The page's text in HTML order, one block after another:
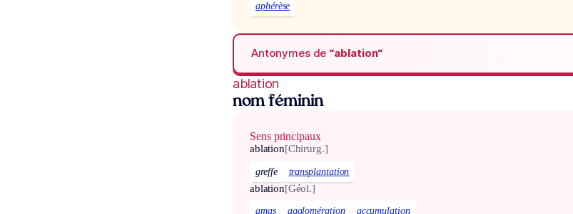
aphérèse
Antonymes de “ablation“
ablation
nom féminin
Sens principaux
ablation[Chirurg.]
greffe transplantation
ablation[Géol.]
amas agglomération accumulation